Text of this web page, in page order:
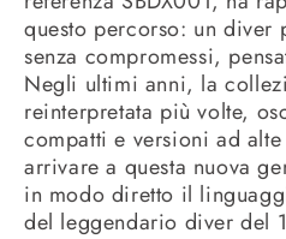
questo percorso: un diver
senza compromessi,
Negli ultimi anni, la
reinterpretata più volte,
compatti e versioni ad
arrivare a questa nuova
in modo diretto il
del leggendario diver del